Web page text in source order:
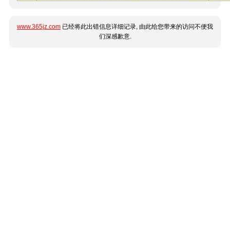
www.365jz.com 已经将此出错信息详细记录, 由此给您带来的访问不便我
们深感歉意.